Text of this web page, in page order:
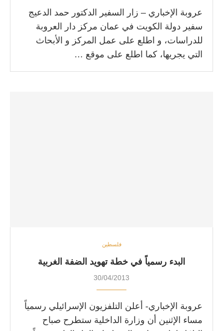
عروبة الإخباري – زار السفير الدكتور حمد الدعيج
سفير دولة الكويت في عمان مركز دار العروبة
للدراسات، و اطلع على عمل المركز و الأبحاث
التي يجريها، كما اطلع على موقع …
فلسطين
البدء رسمياً في خطة تهويد الضفة الغربية
30/04/2013
عروبة الإخباري- أعلن التلفزيون الإسرائيلي رسمياً
مساء الإثنين أن وزارة الداخلية ستطرح صباح